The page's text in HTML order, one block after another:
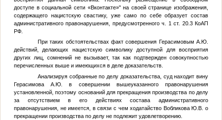
доступе в социальной сети «Вконтакте»" на своей странице изображения,
содержащего нацистскую свастику, уже само по себе образует состав
административного правонарушения, предусмотренного ч. 1 ст. 20.3 КоАП
РФ.
При таких обстоятельствах факт совершения Герасимовым А.Ю.
действий, делающих нацистскую символику доступной для восприятия
других лиц, сомнений не вызывает, так как подтвержден совокупностью
перечисленных выше и имеющихся в деле доказательств.
Анализируя собранные по делу доказательства, суд находит вину
Герасимова А.Ю. в совершении вышеуказанного правонарушения
установленной, поэтому оснований для прекращения производства по делу
за отсутствием в его действиях состава административного
правонарушения, не имеется, в связи с чем ходатайство Вобликова Ю.В. о
прекращении производства по делу не подлежит удовлетворению.